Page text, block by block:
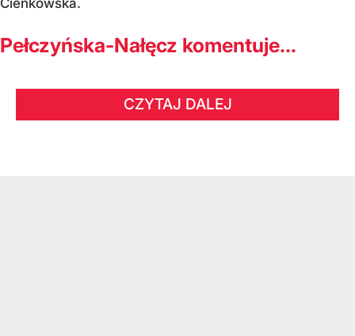
Cienkowska.
Pełczyńska-Nałęcz komentuje...
CZYTAJ DALEJ